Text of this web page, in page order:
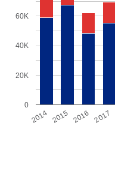
2017
2016
2015
2014
0
20K
40K
60K